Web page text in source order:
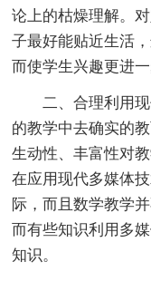
论上的枯燥理解。
子最好能贴近生活
而使学生兴趣更进一
二、合理利用现
的教学中去确实的
生动性、丰富性对
在应用现代多媒体
际，而且数学教学
而有些知识利用多
知识。